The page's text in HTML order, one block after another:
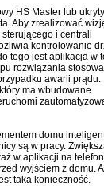
HS Master lub
Aby zrealizować
sterującego i centrali
kontrolowanie
tego jest aplikacja w
rozwiązania
awarii prądu.
ma wbudowane
domu
są w pracy.
w aplikacji na
wyjściem z domu.
taka konieczność.